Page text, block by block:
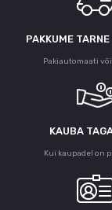
PAKKUME
Pakiautomaati
KAUBA
Kui kaupadel on